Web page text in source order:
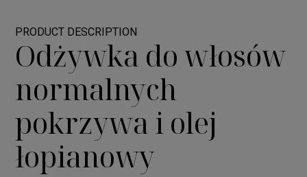
PRODUCT DESCRIPTION
Odżywka do włosów
normalnych
pokrzywa i olej
łopianowy